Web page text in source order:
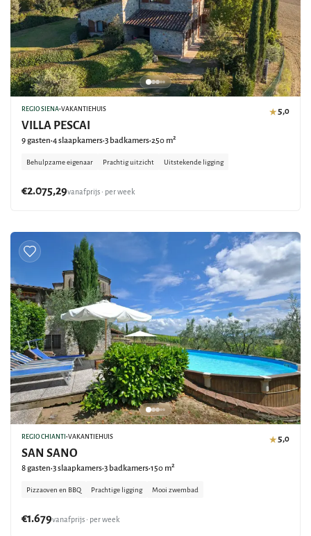
★ 5,0
REGIO SIENA•VAKANTIEHUIS
VILLA PESCAI
9 gasten•4 slaapkamers•3 badkamers•250 m²
Behulpzame eigenaar Prachtig uitzicht Uitstekende ligging
€2.075,29vanafprijs • per week
★5,0
REGIO CHIANTI •VAKANTIEHUIS
SAN SANO
8 gasten•3 slaapkamers•3 badkamers•150 m²
Pizzaoven en BBQ Prachtige ligging Mooi zwembad
€1.679vanafprijs • per week